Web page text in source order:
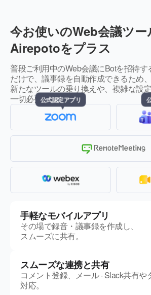
今お使いのWeb会議ツー
Airepotoをプラス
普段ご利用中のWeb会議にBotを招待す
だけで、議事録を自動作成できるため、
新たなツールの乗り換えや、複雑な設
一切必要ありません。
公式認定アプリ
手軽なモバイルアプリ
その場で録音・議事録を作成し、
スムーズに共有。
スムーズな連携と共有
コメント登録、メール · Slack共有
対応。